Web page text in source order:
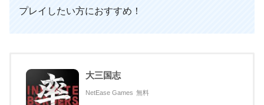
プレイしたい方におすすめ！
大三国志
NetEase Games 無料